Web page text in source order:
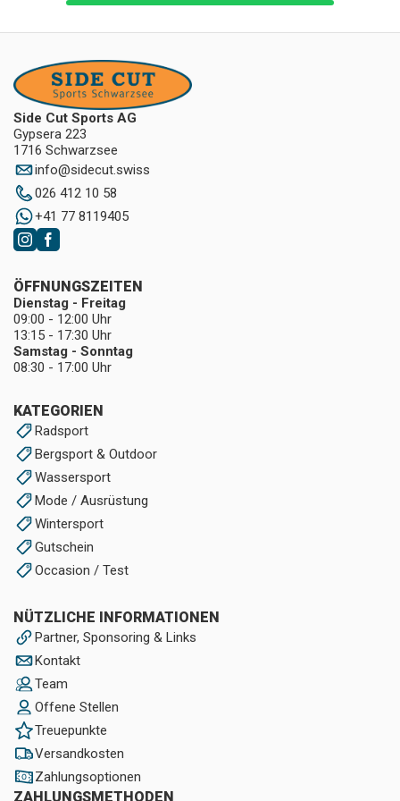
Side Cut Sports AG
Gypsera 223
1716 Schwarzsee
info@sidecut.swiss
026 412 10 58
+41 77 8119405
KATEGORIEN
Radsport
Bergsport & Outdoor
Wassersport
Mode / Ausrüstung
Wintersport
Gutschein
Occasion / Test
NÜTZLICHE INFORMATIONEN
Partner, Sponsoring & Links
Kontakt
Team
Offene Stellen
Treuepunkte
Versandkosten
Zahlungsoptionen
ZAHLUNGSMETHODEN
ÖFFNUNGSZEITEN
Dienstag - Freitag
09:00 - 12:00 Uhr
13:15 - 17:30 Uhr
Samstag - Sonntag
08:30 - 17:00 Uhr